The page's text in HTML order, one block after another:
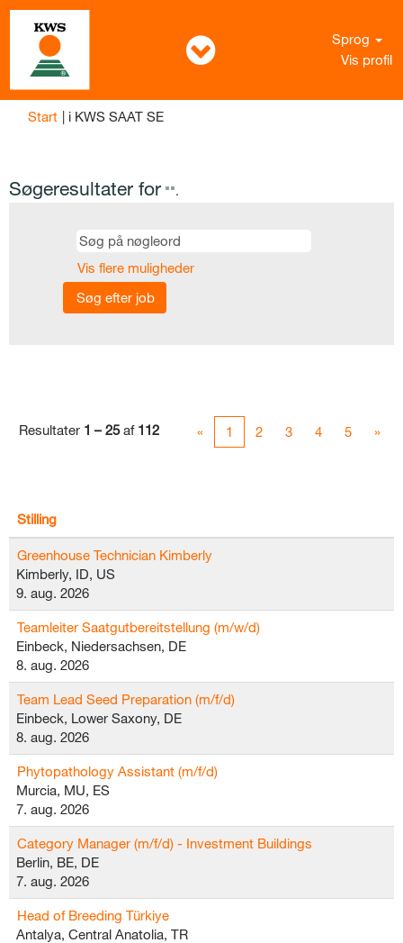
Sprog
Vis profil
Start | i KWS SAAT SE(aktuel
Søgeresultater for "".
Vis flere muligheder
Resultater 1 – 25af 112 « 1 2 3 4 5 »
Stilling
Greenhouse Technician Kimberly
Kimberly, ID, US
9. aug. 2026
Teamleiter Saatgutbereitstellung (m/w/d)
Einbeck, Niedersachsen, DE
8. aug. 2026
Team Lead Seed Preparation (m/f/d)
Einbeck, Lower Saxony, DE
8. aug. 2026
Phytopathology Assistant (m/f/d)
Murcia, MU, ES
7. aug. 2026
Category Manager (m/f/d) - Investment Buildings
Berlin, BE, DE
7. aug. 2026
Head of Breeding Türkiye
Antalya, Central Anatolia, TR